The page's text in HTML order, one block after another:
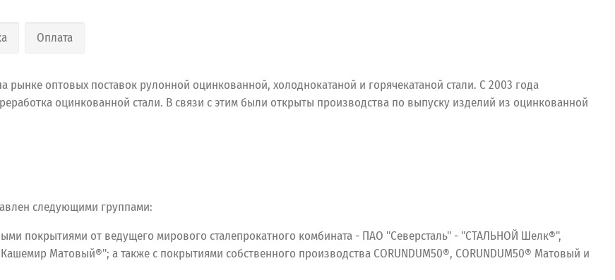
Оплата
рынке оптовых поставок рулонной оцинкованной, холоднокатаной и горячекатаной стали. С 2003 года
оцинкованной стали. В связи с этим были открыты производства по выпуску изделий из оцинкованной
следующими группами:
покрытиями от ведущего мирового сталепрокатного комбината - ПАО "Северсталь" - "СТАЛЬНОЙ Шелк®",
Матовый®"; а также с покрытиями собственного производства CORUNDUM50®, CORUNDUM50® Матовый и